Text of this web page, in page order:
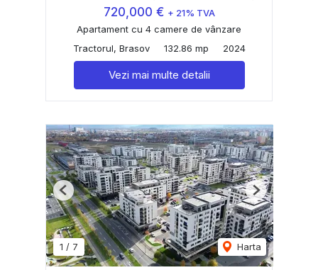
720,000 € + 21% TVA
Apartament cu 4 camere de vânzare
Tractorul, Brasov
132.86 mp 2024
Vezi mai multe detalii
1 / 7 Harta
Previous Next